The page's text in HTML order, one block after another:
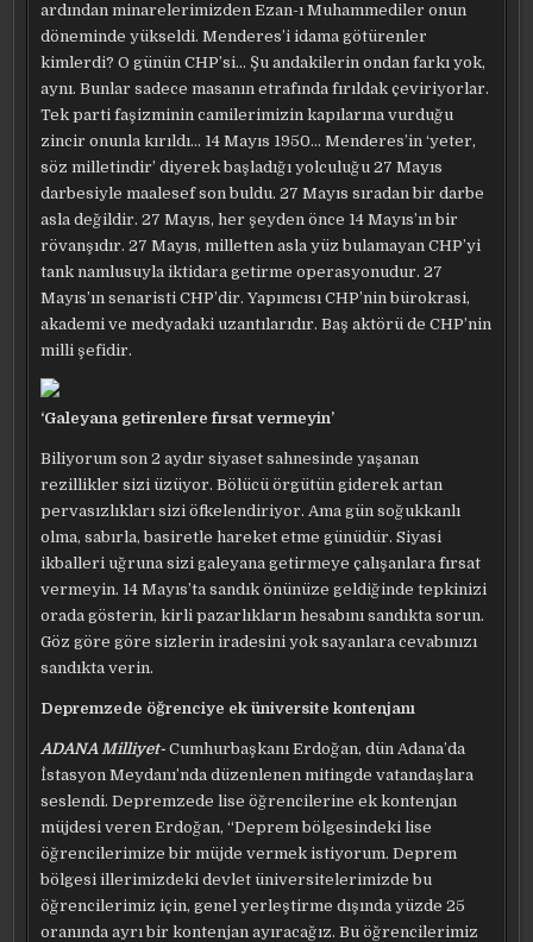
ardından minarelerimizden Ezan-ı Muhammediler onun
döneminde yükseldi. Menderes’i idama götürenler
kimlerdi? O günün CHP’si… Şu andakilerin ondan farkı yok,
aynı. Bunlar sadece masanın etrafında fırıldak çeviriyorlar.
Tek parti faşizminin camilerimizin kapılarına vurduğu
zincir onunla kırıldı… 14 Mayıs 1950… Menderes’in ‘yeter,
söz milletindir’ diyerek başladığı yolculuğu 27 Mayıs
darbesiyle maalesef son buldu. 27 Mayıs sıradan bir darbe
asla değildir. 27 Mayıs, her şeyden önce 14 Mayıs’ın bir
rövanşıdır. 27 Mayıs, milletten asla yüz bulamayan CHP’yi
tank namlusuyla iktidara getirme operasyonudur. 27
Mayıs’ın senaristi CHP’dir. Yapımcısı CHP’nin bürokrasi,
akademi ve medyadaki uzantılarıdır. Baş aktörü de CHP’nin
milli şefidir.
‘Galeyana getirenlere fırsat vermeyin’
Biliyorum son 2 aydır siyaset sahnesinde yaşanan
rezillikler sizi üzüyor. Bölücü örgütün giderek artan
pervasızlıkları sizi öfkelendiriyor. Ama gün soğukkanlı
olma, sabırla, basiretle hareket etme günüdür. Siyasi
ikballeri uğruna sizi galeyana getirmeye çalışanlara fırsat
vermeyin. 14 Mayıs’ta sandık önünüze geldiğinde tepkinizi
orada gösterin, kirli pazarlıkların hesabını sandıkta sorun.
Göz göre göre sizlerin iradesini yok sayanlara cevabınızı
sandıkta verin.
Depremzede öğrenciye ek üniversite kontenjanı
ADANA Milliyet- Cumhurbaşkanı Erdoğan, dün Adana’da
İstasyon Meydanı’nda düzenlenen mitingde vatandaşlara
seslendi. Depremzede lise öğrencilerine ek kontenjan
müjdesi veren Erdoğan, “Deprem bölgesindeki lise
öğrencilerimize bir müjde vermek istiyorum. Deprem
bölgesi illerimizdeki devlet üniversitelerimizde bu
öğrencilerimiz için, genel yerleştirme dışında yüzde 25
oranında ayrı bir kontenjan ayıracağız. Bu öğrencilerimiz